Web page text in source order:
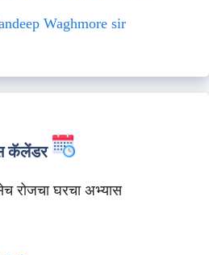
Waghmore sir
कॅलेंडर
रोजचा घरचा अभ्यास